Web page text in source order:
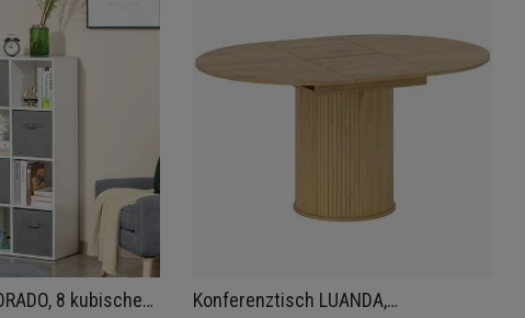
8 kubische
Konferenztisch LUANDA,